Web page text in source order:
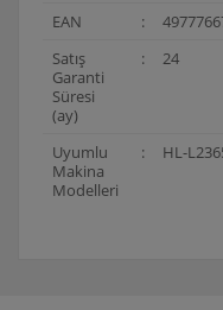
EAN :
Satış
Garanti
Süresi
(ay)
: 24
Uyumlu
Makina
Modelleri
: HL-